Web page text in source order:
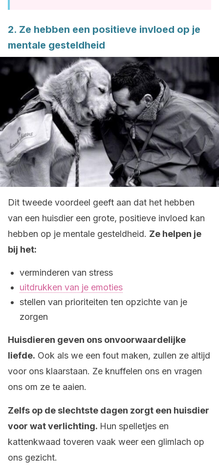
2. Ze hebben een positieve invloed op je
mentale gesteldheid
Dit tweede voordeel geeft aan dat het hebben
van een huisdier een grote, positieve invloed kan
hebben op je mentale gesteldheid. Ze helpen je
bij het:
verminderen van stress
uitdrukken van je emoties
stellen van prioriteiten ten opzichte van je
zorgen
Huisdieren geven ons onvoorwaardelijke
liefde. Ook als we een fout maken, zullen ze altijd
voor ons klaarstaan. Ze knuffelen ons en vragen
ons om ze te aaien.
Zelfs op de slechtste dagen zorgt een huisdier
voor wat verlichting. Hun spelletjes en
kattenkwaad toveren vaak weer een glimlach op
ons gezicht.